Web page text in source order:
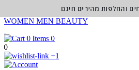
WOMEN MEN BEAUTY
0
0
+1
והחלפות מהירים חינם